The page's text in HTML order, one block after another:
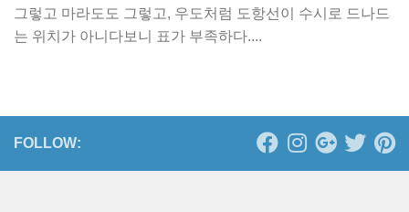
그렇고 마라도도 그렇고, 우도처럼 도항선이 수시로 드나드
는 위치가 아니다보니 표가 부족하다....
FOLLOW: